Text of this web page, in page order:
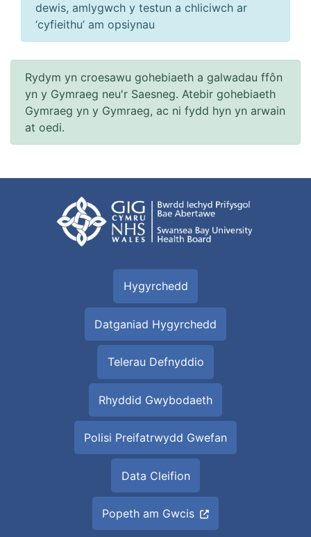
dewis, amlygwch y testun a chliciwch ar
‘cyfieithu’ am opsiynau
Rydym yn croesawu gohebiaeth a galwadau ffôn
yn y Gymraeg neu'r Saesneg. Atebir gohebiaeth
Gymraeg yn y Gymraeg, ac ni fydd hyn yn arwain
at oedi.
Hygyrchedd
Datganiad Hygyrchedd
Telerau Defnyddio
Rhyddid Gwybodaeth
Polisi Preifatrwydd Gwefan
Data Cleifion
Popeth am Gwcis